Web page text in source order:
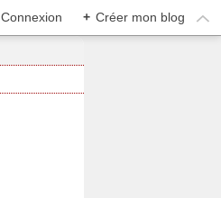
Connexion + Créer mon blog